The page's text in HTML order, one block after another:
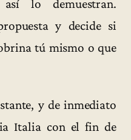
lo demuestran.
y decide si
tú mismo o que
y de inmediato
Italia con el fin de